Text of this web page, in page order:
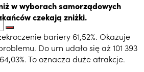
w wyborach samorządowych
czekają zniżki.
bariery 61,52%. Okazuje
Do urn udało się aż 101 393
To oznacza duże atrakcje.